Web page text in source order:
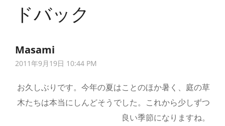
ドバック
Masami
ん
発
言:
2011年9月19日 10:44 PM
お久しぶりです。今年の夏はことのほか暑く、庭の草
木たちは本当にしんどそうでした。これから少しずつ
良い季節になりますね。